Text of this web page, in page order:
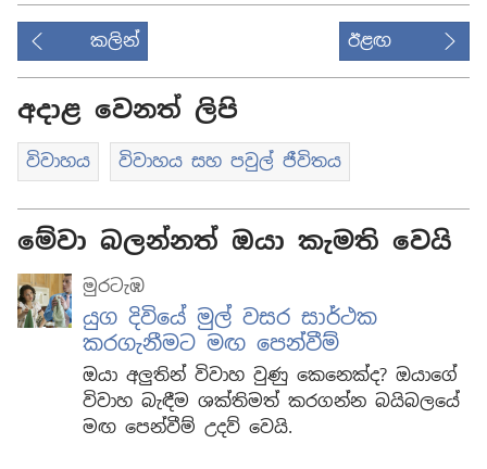
කලින් ඊළඟ
අදාළ වෙනත් ලිපි
විවාහය විවාහය සහ පවුල් ජීවිතය
මේවා බලන්නත් ඔයා කැමති වෙයි
මුරටැඹ
යුග දිවියේ මුල් වසර සාර්ථක
කරගැනීමට මඟ පෙන්වීම්
ඔයා අලුතින් විවාහ වුණු කෙනෙක්ද? ඔයාගේ
විවාහ බැඳීම ශක්තිමත් කරගන්න බයිබලයේ
මඟ පෙන්වීම් උදව් වෙයි.